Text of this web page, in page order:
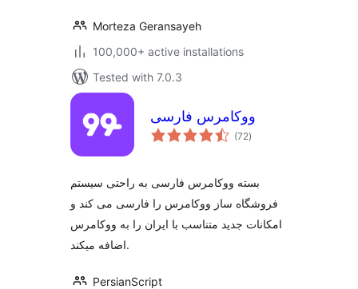
Morteza Geransayeh
100,000+ active installations
Tested with 7.0.3
ووکامرس فارسی
(72total
ratings
)
بسته ووکامرس فارسی به راحتی سیستم
فروشگاه ساز ووکامرس را فارسی می کند و
امکانات جدید متناسب با ایران را به ووکامرس
اضافه میکند.
PersianScript